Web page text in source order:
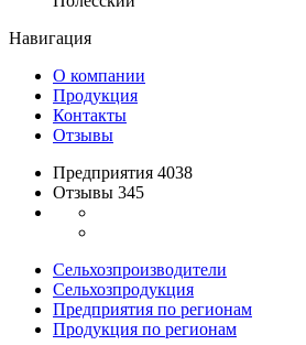
Навигация
О компании
Продукция
Контакты
Отзывы
Предприятия 4038
Отзывы 345
Сельхозпроизводители
Сельхозпродукция
Предприятия по регионам
Продукция по регионам